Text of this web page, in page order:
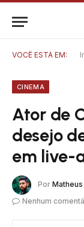
VOCÊ ESTÁ EM:
CINEMA
Ator de
desejo
em live-
Por
Nenhum